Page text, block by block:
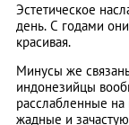
Эстетическое
день. С годами
красивая.
Минусы же
индонезийцы
расслабленные
жадные и